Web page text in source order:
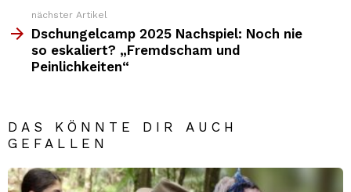
nächster Artikel
Dschungelcamp 2025 Nachspiel: Noch nie
so eskaliert? „Fremdscham und
Peinlichkeiten“
DAS KÖNNTE DIR AUCH
GEFALLEN